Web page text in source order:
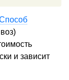
и зависит